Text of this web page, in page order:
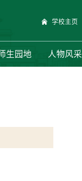
学校主页
生园地 人物风采